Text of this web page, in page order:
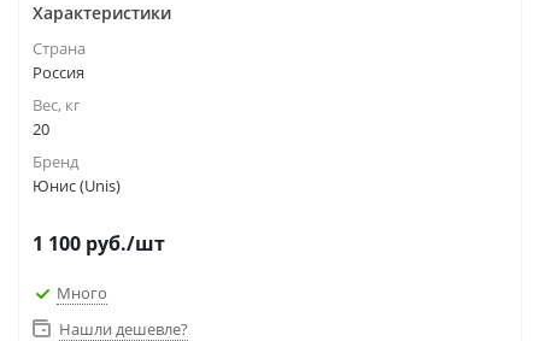
Характеристики
Страна
Россия
Вес, кг
20
Бренд
Юнис (Unis)
1 100 руб./шт
Много
Нашли дешевле?